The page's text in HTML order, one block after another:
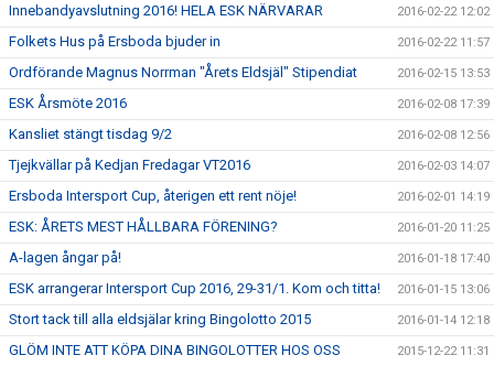
Innebandyavslutning 2016! HELA ESK NÄRVARAR 2016-02-22 12:02
Folkets Hus på Ersboda bjuder in 2016-02-22 11:57
Ordförande Magnus Norrman "Årets Eldsjäl" Stipendiat 2016-02-15 13:53
ESK Årsmöte 2016 2016-02-08 17:39
Kansliet stängt tisdag 9/2 2016-02-08 12:56
Tjejkvällar på Kedjan Fredagar VT2016 2016-02-03 14:07
Ersboda Intersport Cup, återigen ett rent nöje! 2016-02-01 14:19
ESK: ÅRETS MEST HÅLLBARA FÖRENING? 2016-01-20 11:25
A-lagen ångar på! 2016-01-18 17:40
ESK arrangerar Intersport Cup 2016, 29-31/1. Kom och titta! 2016-01-15 13:06
Stort tack till alla eldsjälar kring Bingolotto 2015 2016-01-14 12:18
GLÖM INTE ATT KÖPA DINA BINGOLOTTER HOS OSS 2015-12-22 11:31